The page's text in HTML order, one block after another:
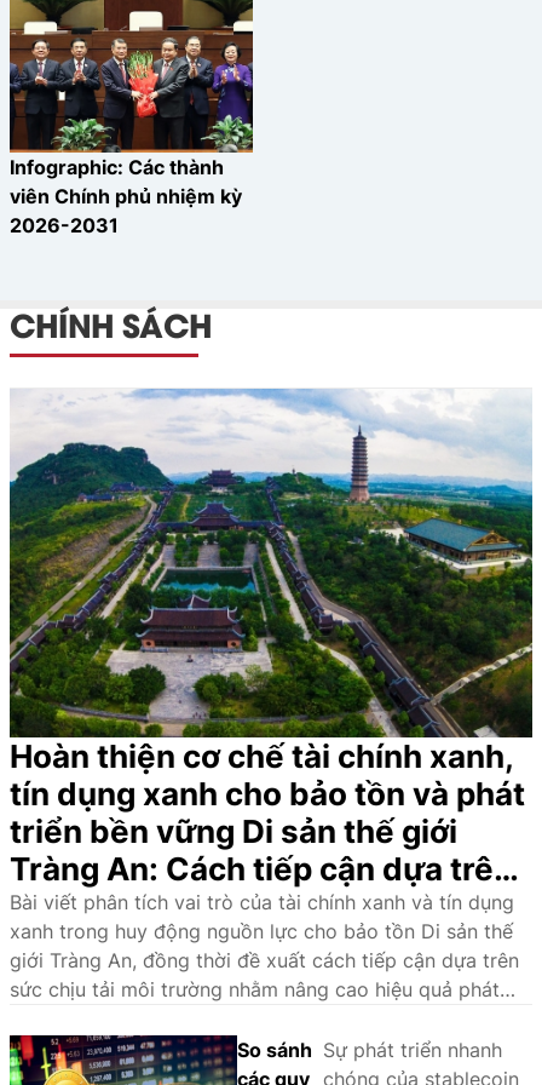
Infographic: Các thành
viên Chính phủ nhiệm kỳ
2026-2031
CHÍNH SÁCH
Hoàn thiện cơ chế tài chính xanh,
tín dụng xanh cho bảo tồn và phát
triển bền vững Di sản thế giới
Tràng An: Cách tiếp cận dựa trên
sức chịu tải môi trường
Bài viết phân tích vai trò của tài chính xanh và tín dụng
xanh trong huy động nguồn lực cho bảo tồn Di sản thế
giới Tràng An, đồng thời đề xuất cách tiếp cận dựa trên
sức chịu tải môi trường nhằm nâng cao hiệu quả phát
So sánh
các quy
Sự phát triển nhanh
chóng của stablecoin